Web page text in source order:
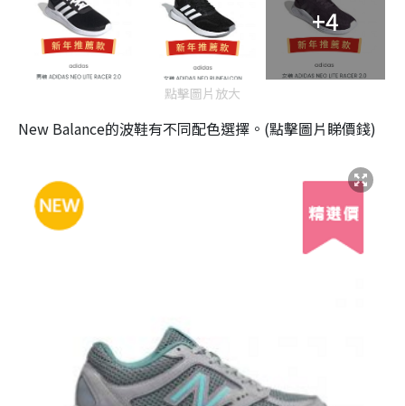
+4
點擊圖片放大
New Balance的波鞋有不同配色選擇。(點擊圖片睇價錢)